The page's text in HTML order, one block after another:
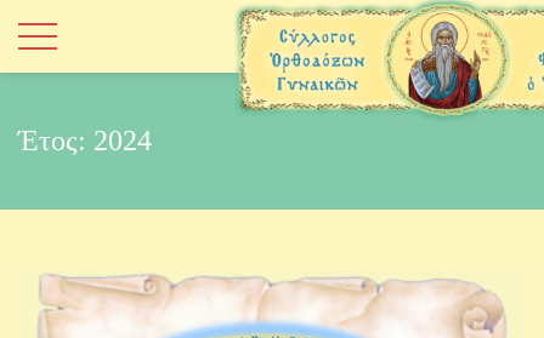
Έτος: 2024